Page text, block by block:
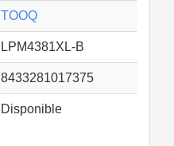
TOOQ
LPM4381XL-B
8433281017375
Disponible